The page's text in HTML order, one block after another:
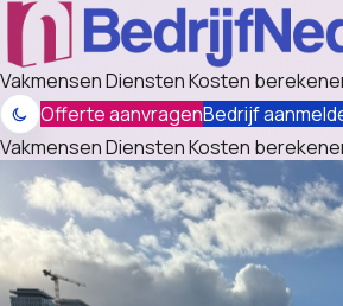
VakmensenDienstenKosten
Offerte aanvragenBedrijf
VakmensenDienstenKosten